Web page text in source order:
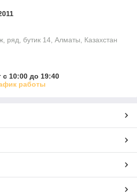
ряд, бутик 14, Алматы, Казахстан
с 10:00 до 19:40
работы